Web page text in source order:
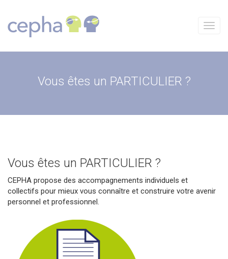
contenu
Menu
Vous êtes un PARTICULIER ?
Vous êtes un PARTICULIER ?
CEPHA propose des accompagnements individuels et
collectifs pour mieux vous connaître et construire votre avenir
personnel et professionnel.